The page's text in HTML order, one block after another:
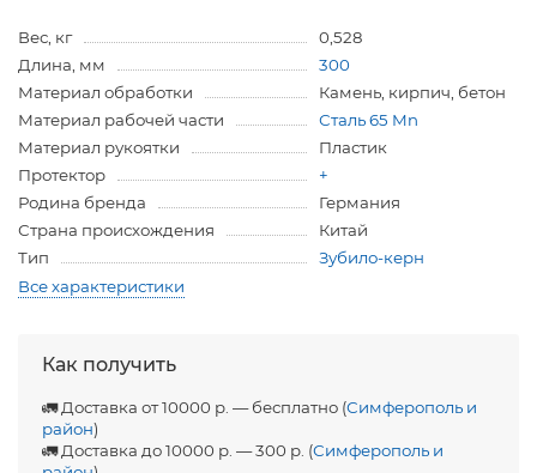
Вес, кг
0,528
Длина, мм
300
Материал обработки
Камень, кирпич, бетон
Материал рабочей части
Сталь 65 Mn
Материал рукоятки
Пластик
Протектор
+
Родина бренда
Германия
Страна происхождения
Китай
Тип
Зубило-керн
Все характеристики
Как получить
🚛 Доставка от 10000 р. — бесплатно (Симферополь и
район)
🚛 Доставка до 10000 р. — 300 р. (Симферополь и